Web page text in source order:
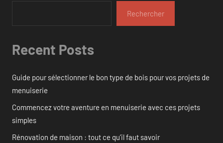
Rechercher
Recent Posts
Guide pour sélectionner le bon type de bois pour vos projets de
menuiserie
Commencez votre aventure en menuiserie avec ces projets
simples
Rénovation de maison : tout ce qu’il faut savoir